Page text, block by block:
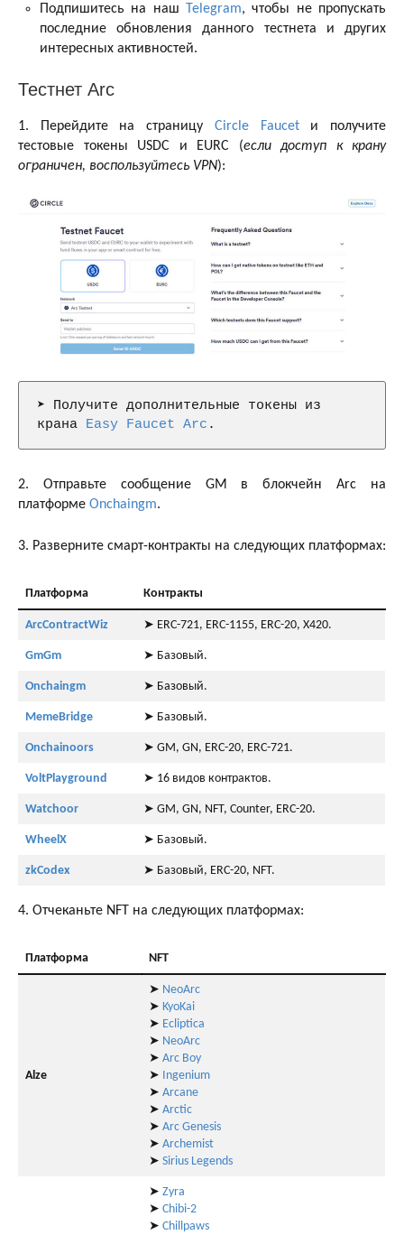
Подпишитесь на наш
Telegram, чтобы не пропускать
последние обновления данного тестнета и других
интересных активностей.
Тестнет Arc
1. Перейдите на страницу Circle Faucetи получите
тестовые токены USDC и EURC (если доступ к крану
ограничен, воспользуйтесь VPN):
➤ Получите дополнительные токены из
крана Easy Faucet Arc .
2. Отправьте сообщение GM в блокчейн Arc на
платформе Onchaingm.
3. Разверните смарт-контракты на следующих платформах:
Платформа Контракты
ArcContractWiz ➤ ERC-721, ERC-1155, ERC-20, X420.
GmGm ➤ Базовый.
Onchaingm ➤ Базовый.
MemeBridge ➤ Базовый.
Onchainoors ➤ GM, GN, ERC-20, ERC-721.
VoltPlayground ➤ 16 видов контрактов.
Watchoor ➤ GM, GN, NFT, Counter, ERC-20.
WheelX ➤ Базовый.
zkCodex ➤ Базовый, ERC-20, NFT.
4. Отчеканьте NFT на следующих платформах:
Платформа NFT
Alze
➤ NeoArc
➤ KyoKai
➤ Ecliptica
➤ NeoArc
➤ Arc Boy
➤ Ingenium
➤ Arcane
➤ Arctic
➤ Arc Genesis
➤ Archemist
➤ Sirius Legends
➤ Zyra
➤ Chibi-2
➤ Chillpaws